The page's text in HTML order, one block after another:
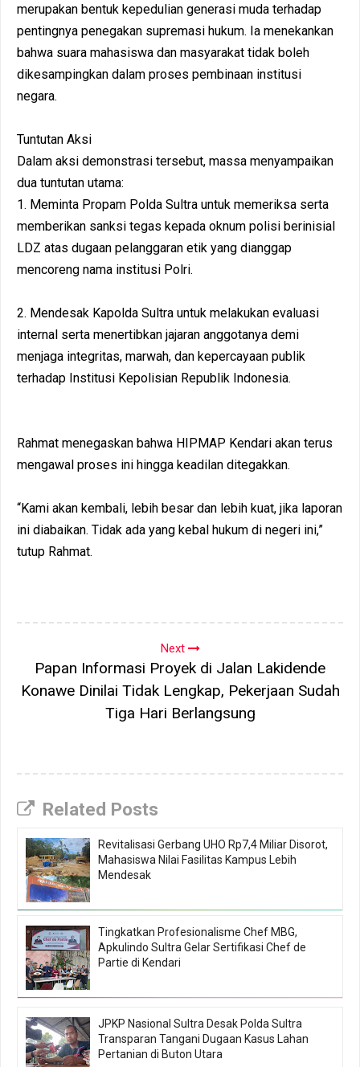
merupakan bentuk kepedulian generasi muda terhadap
pentingnya penegakan supremasi hukum. Ia menekankan
bahwa suara mahasiswa dan masyarakat tidak boleh
dikesampingkan dalam proses pembinaan institusi
negara.
Tuntutan Aksi
Dalam aksi demonstrasi tersebut, massa menyampaikan
dua tuntutan utama:
1. Meminta Propam Polda Sultra untuk memeriksa serta
memberikan sanksi tegas kepada oknum polisi berinisial
LDZ atas dugaan pelanggaran etik yang dianggap
mencoreng nama institusi Polri.
2. Mendesak Kapolda Sultra untuk melakukan evaluasi
internal serta menertibkan jajaran anggotanya demi
menjaga integritas, marwah, dan kepercayaan publik
terhadap Institusi Kepolisian Republik Indonesia.
Rahmat menegaskan bahwa HIPMAP Kendari akan terus
mengawal proses ini hingga keadilan ditegakkan.
“Kami akan kembali, lebih besar dan lebih kuat, jika laporan
ini diabaikan. Tidak ada yang kebal hukum di negeri ini,”
tutup Rahmat.
Next
Papan Informasi Proyek di Jalan Lakidende
Konawe Dinilai Tidak Lengkap, Pekerjaan Sudah
Tiga Hari Berlangsung
Related Posts
Revitalisasi Gerbang UHO Rp7,4 Miliar Disorot,
Mahasiswa Nilai Fasilitas Kampus Lebih
Mendesak
Tingkatkan Profesionalisme Chef MBG,
Apkulindo Sultra Gelar Sertifikasi Chef de
Partie di Kendari
JPKP Nasional Sultra Desak Polda Sultra
Transparan Tangani Dugaan Kasus Lahan
Pertanian di Buton Utara